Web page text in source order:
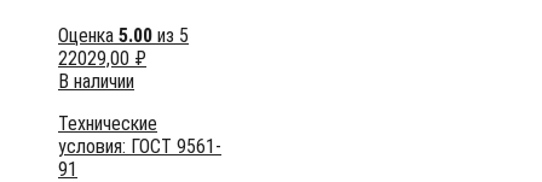
Оценка 5.00 из 5
22029,00 ₽
В наличии
Технические
условия: ГОСТ 9561-
91